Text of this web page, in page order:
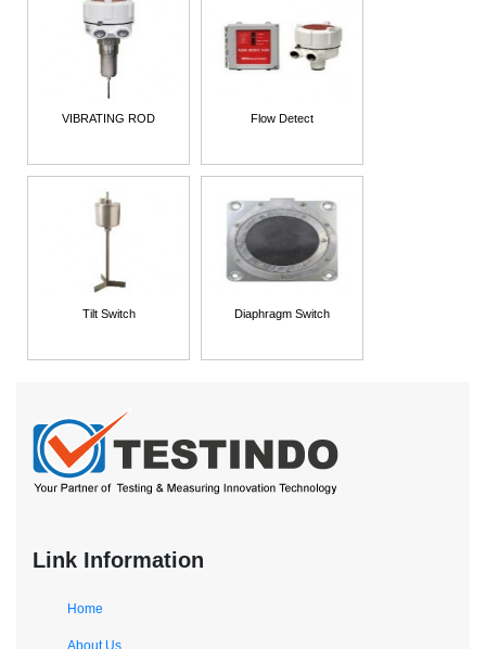
VIBRATING ROD Flow Detect
Tilt Switch Diaphragm Switch
Link Information
Home
About Us